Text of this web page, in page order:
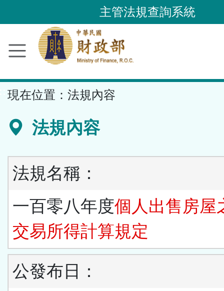
到
要
容
區
主管法規查詢系統
現在位置： 法規內容
法規內容
法規名稱：
一百零八年度個人出售房屋
交易所得計算規定
公發布日：